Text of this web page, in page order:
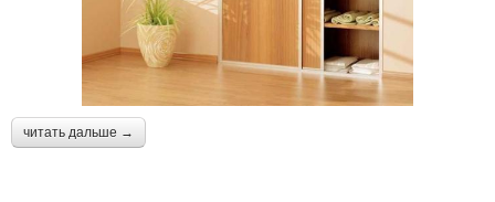
читать дальше →